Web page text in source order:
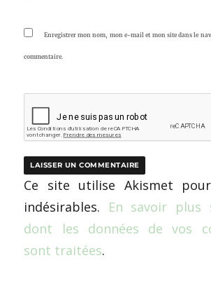
Enregistrer mon nom, mon e-mail et mon site dans le
commentaire.
Ce site utilise Akismet
indésirables. En savoir plus
dont les données de vos
sont traitées.